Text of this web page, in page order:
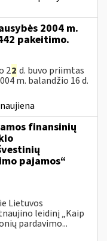
2004 m.
pakeitimo.
22 d. buvo priimtas
m. balandžio 16 d.
finansinių
pajamos“
Lietuvos
leidinį „Kaip
pardavimo...